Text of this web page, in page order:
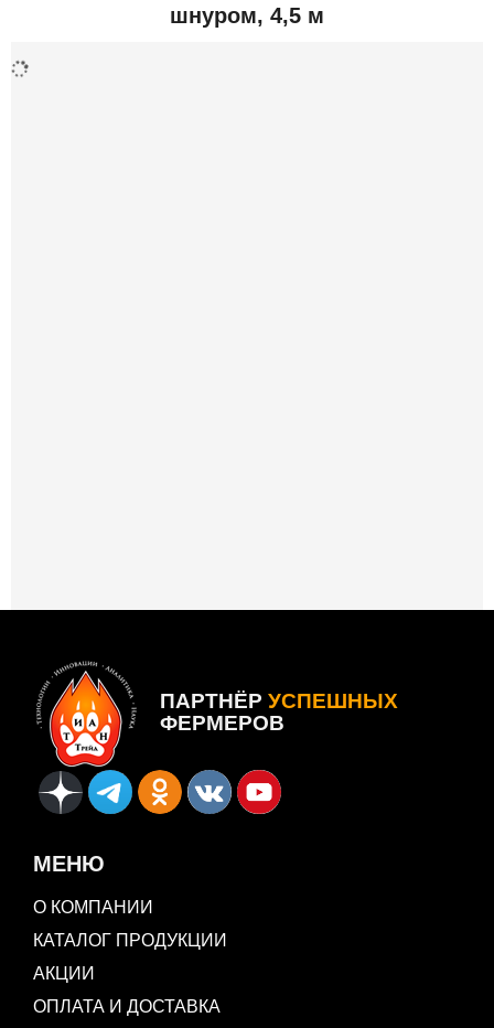
шнуром, 4,5 м
ПАРТНЁР УСПЕШНЫХ
ФЕРМЕРОВ
МЕНЮ
О КОМПАНИИ
КАТАЛОГ ПРОДУКЦИИ
АКЦИИ
ОПЛАТА И ДОСТАВКА